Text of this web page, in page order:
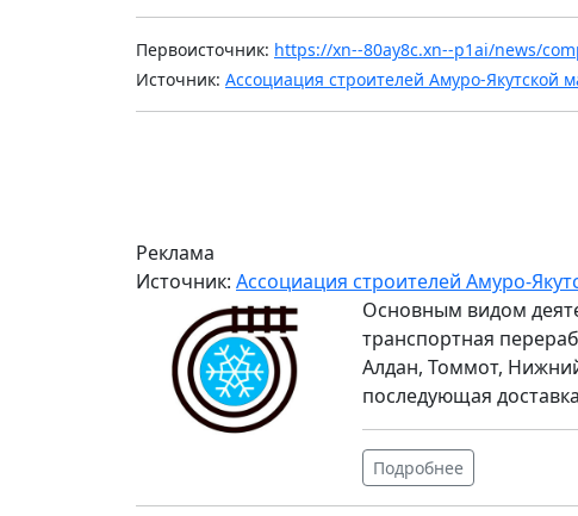
Первоисточник: https://xn--80ay8c.xn--p1ai/news/
Источник: Ассоциация строителей Амуро-Якутской
Реклама
Источник: Ассоциация строителей Амуро-
Основным видом
транспортная
Алдан, Томмот,
последующая
Подробнее